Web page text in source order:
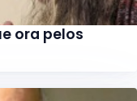
ora pelos